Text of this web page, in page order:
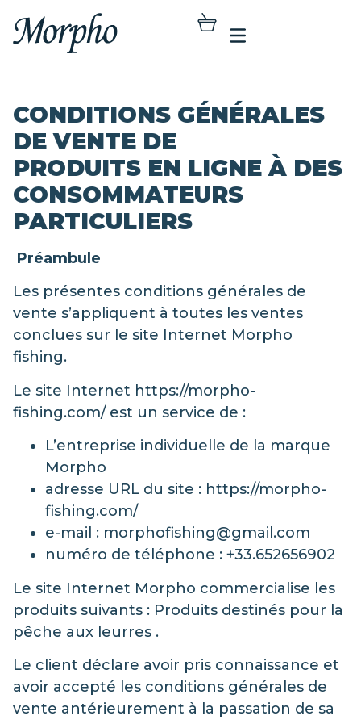
CONDITIONS GÉNÉRALES
DE VENTE DE
PRODUITS EN LIGNE À DES
CONSOMMATEURS
PARTICULIERS
Préambule
Les présentes conditions générales de
vente s’appliquent à toutes les ventes
conclues sur le site Internet Morpho
fishing.
Le site Internet https://morpho-
fishing.com/ est un service de :
L’entreprise individuelle de la marque
Morpho
adresse URL du site : https://morpho-
fishing.com/
e-mail : morphofishing@gmail.com
numéro de téléphone : +33.652656902
Le site Internet Morpho commercialise les
produits suivants : Produits destinés pour la
pêche aux leurres .
Le client déclare avoir pris connaissance et
avoir accepté les conditions générales de
vente antérieurement à la passation de sa